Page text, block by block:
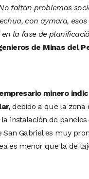
faltan problemas
con aymara,
la fase de
de Minas del
minero
debido a que la zona
instalación de
Gabriel es muy
es menor que la de